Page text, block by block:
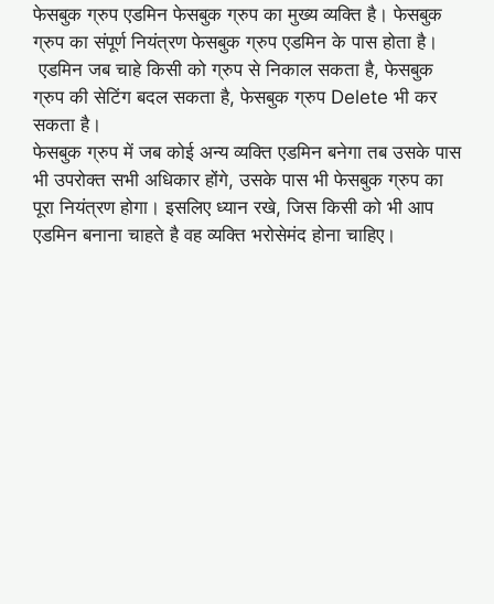
फेसबुक ग्रुप एडमिन फेसबुक ग्रुप का मुख्य व्यक्ति है। फेसबुक
ग्रुप का संपूर्ण नियंत्रण फेसबुक ग्रुप एडमिन के पास होता है।
एडमिन जब चाहे किसी को ग्रुप से निकाल सकता है, फेसबुक
ग्रुप की सेटिंग बदल सकता है, फेसबुक ग्रुप Delete भी कर
सकता है।
फेसबुक ग्रुप में जब कोई अन्य व्यक्ति एडमिन बनेगा तब उसके पास
भी उपरोक्त सभी अधिकार होंगे, उसके पास भी फेसबुक ग्रुप का
पूरा नियंत्रण होगा। इसलिए ध्यान रखे, जिस किसी को भी आप
एडमिन बनाना चाहते है वह व्यक्ति भरोसेमंद होना चाहिए।